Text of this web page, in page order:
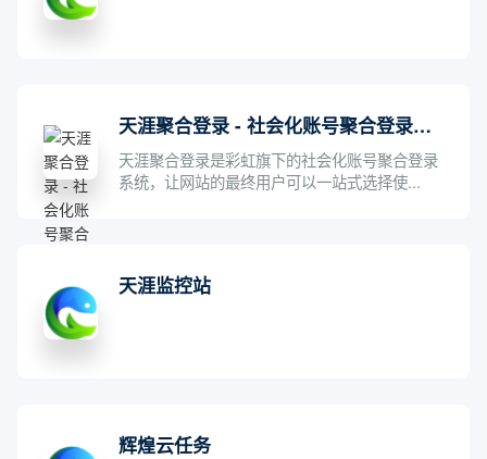
天涯聚合登录 - 社会化账号聚合登录系统
天涯聚合登录是彩虹旗下的社会化账号聚合登录
系统，让网站的最终用户可以一站式选择使...
天涯监控站
辉煌云任务